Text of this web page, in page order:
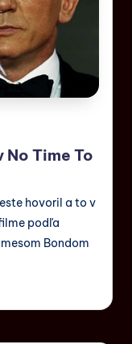
Time To
hovoril a to v
podľa
Bondom